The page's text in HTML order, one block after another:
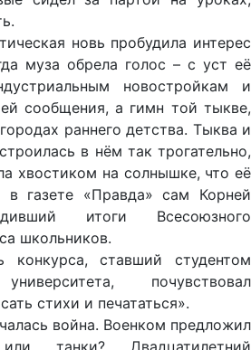
новь пробудила интерес
муза обрела голос – с уст её
новостройкам и
сообщения, а гимн той тыкве,
раннего детства. Тыква и
в нём так трогательно,
хвостиком на солнышке, что её
в газете «Правда» сам Корней
итоги Всесоюзного
школьников.
конкурса, ставший студентом
почувствовал
стихи и печататься».
война. Военком предложил